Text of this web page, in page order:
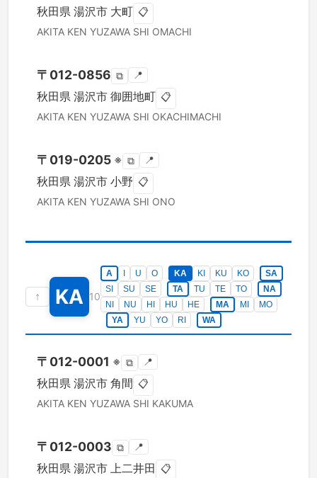
秋田県 湯沢市 大町 📋
AKITA KEN YUZAWA SHI OMACHI
〒 012-0856 ⧉ 📍
秋田県 湯沢市 御囲地町 📋
AKITA KEN YUZAWA SHI OKACHIMACHI
〒 019-0205 ※ ⧉ 📍
秋田県 湯沢市 小野 📋
AKITA KEN YUZAWA SHI ONO
↑ KA 10
A U O KA KI KU KO
SA
SI
SU SE TA TU TE TO
NA
NI
NU HI HU HE MA MI
MO
YA
YU YO RI WA
〒 012-0001 ※ ⧉ 📍
秋田県 湯沢市 角間 📋
AKITA KEN YUZAWA SHI KAKUMA
〒 012-0003 ⧉ 📍
秋田県 湯沢市 上二井田 📋